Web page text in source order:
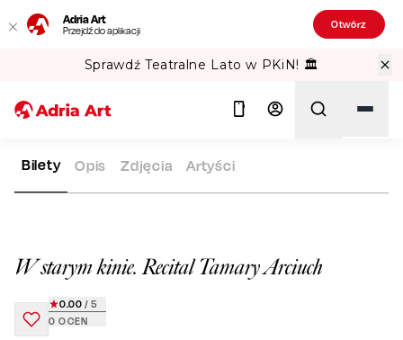
Adria Art
Przejdź do aplikacji Otwórz
Sprawdź Teatralne Lato w PKiN! 🏛️
ADRIA ART REPERTUAR W STARYM KINIE. RECITAL
W starym kinie. Recital Tamary Arciuch
0 OCEN
0.00 / 5
Bilety Opis Zdjęcia Artyści